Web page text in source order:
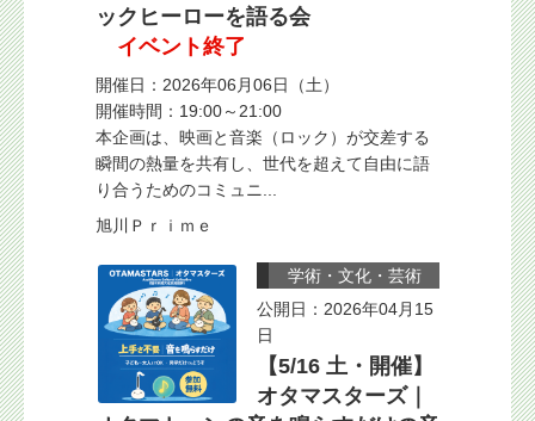
ックヒーローを語る会
イベント終了
開催日：2026年06月06日（土）
開催時間：19:00～21:00
本企画は、映画と音楽（ロック）が交差する
瞬間の熱量を共有し、世代を超えて自由に語
り合うためのコミュニ...
旭川Ｐｒｉｍｅ
学術・文化・芸術
公開日：2026年04月15
日
【5/16 土・開催】
オタマスターズ｜